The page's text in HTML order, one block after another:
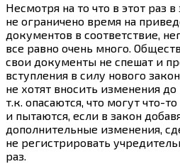
Несмотря на то что в этот раз
не ограничено время на
документов в соответствие,
все равно очень много.
свои документы не спешат и
вступления в силу нового
не хотят вносить изменения до
т.к. опасаются, что могут что-
и пытаются, если в закон
дополнительные изменения,
не регистрировать
раз.